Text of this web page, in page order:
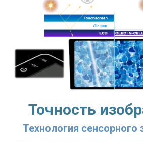
Точность
Технология сенсорного